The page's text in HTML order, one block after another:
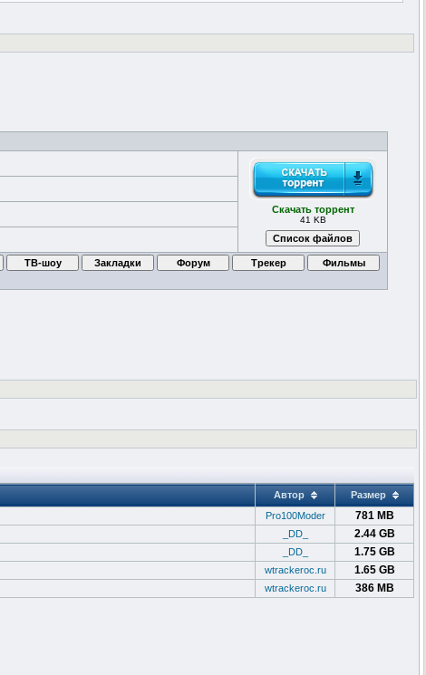
Скачать торрент
41 KB
Автор
Размер
Pro100Moder 781 MB
_DD_ 2.44 GB
_DD_ 1.75 GB
wtrackeroc.ru 1.65 GB
wtrackeroc.ru 386 MB